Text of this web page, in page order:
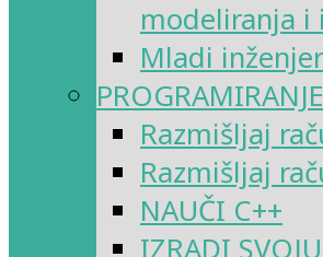
modeliranja i
Mladi
PROGRAMIRANJE
Razmišljaj
Razmišljaj
NAUČI C++
IZRADI